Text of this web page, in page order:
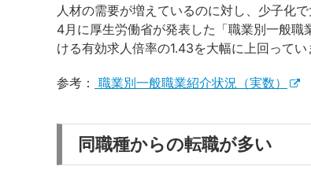
人材の需要が増えているのに対し、少子化
4月に厚生労働省が発表した「職業別一般
ける有効求人倍率の1.43を大幅に上回って
参考： 職業別一般職業紹介状況（実数）
同職種からの転職が多い